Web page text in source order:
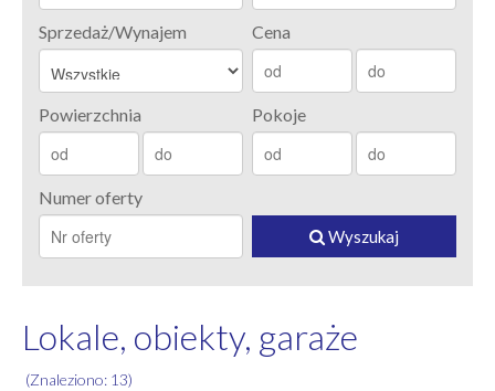
Sprzedaż/Wynajem Cena
Powierzchnia Pokoje
Numer oferty
Wyszukaj
Lokale, obiekty, garaże
(Znaleziono: 13)